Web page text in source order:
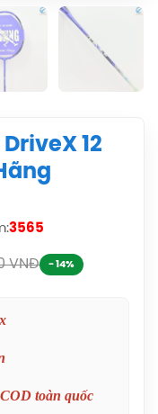
12
3565
VNĐ - 14%
toàn quốc